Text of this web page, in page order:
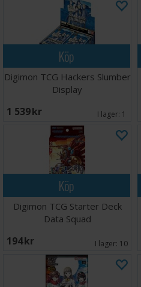
Köp
Digimon TCG Hackers Slumber
Display
1 539 SEK I lager: 1
Köp
Digimon TCG Starter Deck
Data Squad
194 SEK I lager: 10